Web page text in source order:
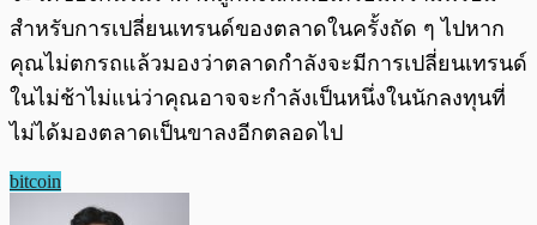
สำหรับการเปลี่ยนเทรนด์ของตลาดในครั้งถัด ๆ ไปหาก
คุณไม่ตกรถแล้วมองว่าตลาดกำลังจะมีการเปลี่ยนเทรนด์
ในไม่ช้าไม่แน่ว่าคุณอาจจะกำลังเป็นหนึ่งในนักลงทุนที่
ไม่ได้มองตลาดเป็นขาลงอีกตลอดไป
bitcoin